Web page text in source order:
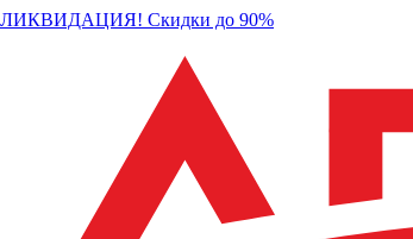
ЛИКВИДАЦИЯ! Скидки до 90%